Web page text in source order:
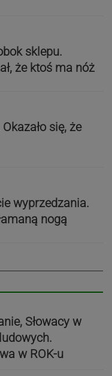
sklepu.
że ktoś ma nóż
się, że
wyprzedzania.
nogą
Słowacy w
w ROK-u